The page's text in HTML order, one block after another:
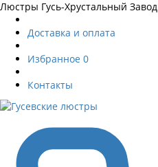
Люстры Гусь-Хрустальный Завод
Доставка и оплата
Избранное 0
Контакты